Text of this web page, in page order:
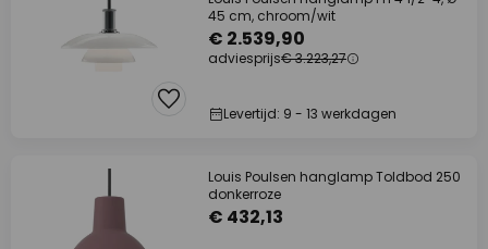
45 cm, chroom/wit
€ 2.539,90
adviesprijs€ 3.223,27
Levertijd: 9 - 13 werkdagen
Louis Poulsen hanglamp Toldbod 250
donkerroze
€ 432,13